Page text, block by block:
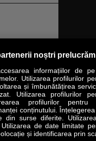
MEET THE CEO
Servicii
noștri
informațiilor de
Utilizarea profilurilor
și îmbunătățirea
Utilizarea profilurilor
profilurilor pentru
conținutului.
din surse diferite.
de date limitate
și identificarea prin